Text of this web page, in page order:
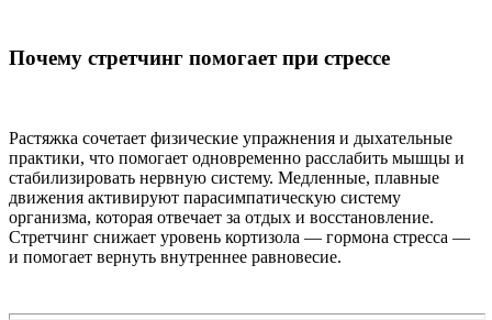
Почему стретчинг помогает при стрессе
Растяжка сочетает физические упражнения и дыхательные
практики, что помогает одновременно расслабить мышцы и
стабилизировать нервную систему. Медленные, плавные
движения активируют парасимпатическую систему
организма, которая отвечает за отдых и восстановление.
Стретчинг снижает уровень кортизола — гормона стресса —
и помогает вернуть внутреннее равновесие.